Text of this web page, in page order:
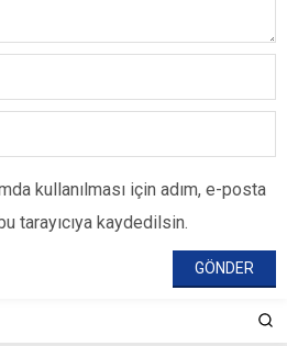
kullanılması için adım, e-posta
tarayıcıya kaydedilsin.